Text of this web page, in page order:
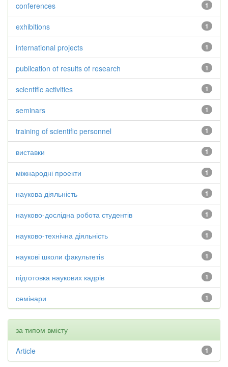
1
conferences
1
exhibitions
1
international projects
1
publication of results of research
1
scientific activities
1
seminars
1
training of scientific personnel
1
виставки
1
міжнародні проекти
1
наукова діяльність
1
науково-дослідна робота студентів
1
науково-технічна діяльність
1
наукові школи факультетів
1
підготовка наукових кадрів
1
семінари
за типом вмісту
1
Article